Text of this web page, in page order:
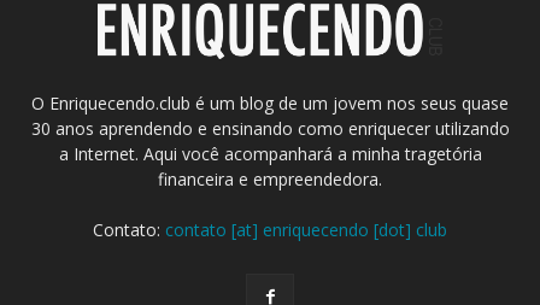
O Enriquecendo.club é um blog de um jovem nos seus quase
30 anos aprendendo e ensinando como enriquecer utilizando
a Internet. Aqui você acompanhará a minha tragetória
financeira e empreendedora.
Contato: contato [at] enriquecendo [dot] club